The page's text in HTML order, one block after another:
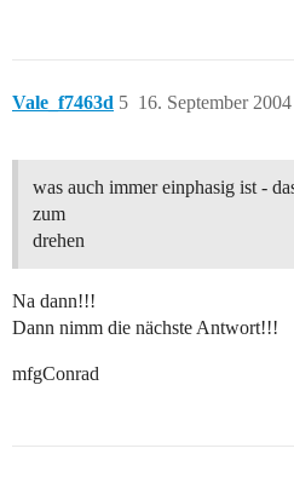
Vale_f7463d 16. September
5
was auch immer einphasig ist -
zum
drehen
Na dann!!!
Dann nimm die nächste Antwort!!!
mfgConrad